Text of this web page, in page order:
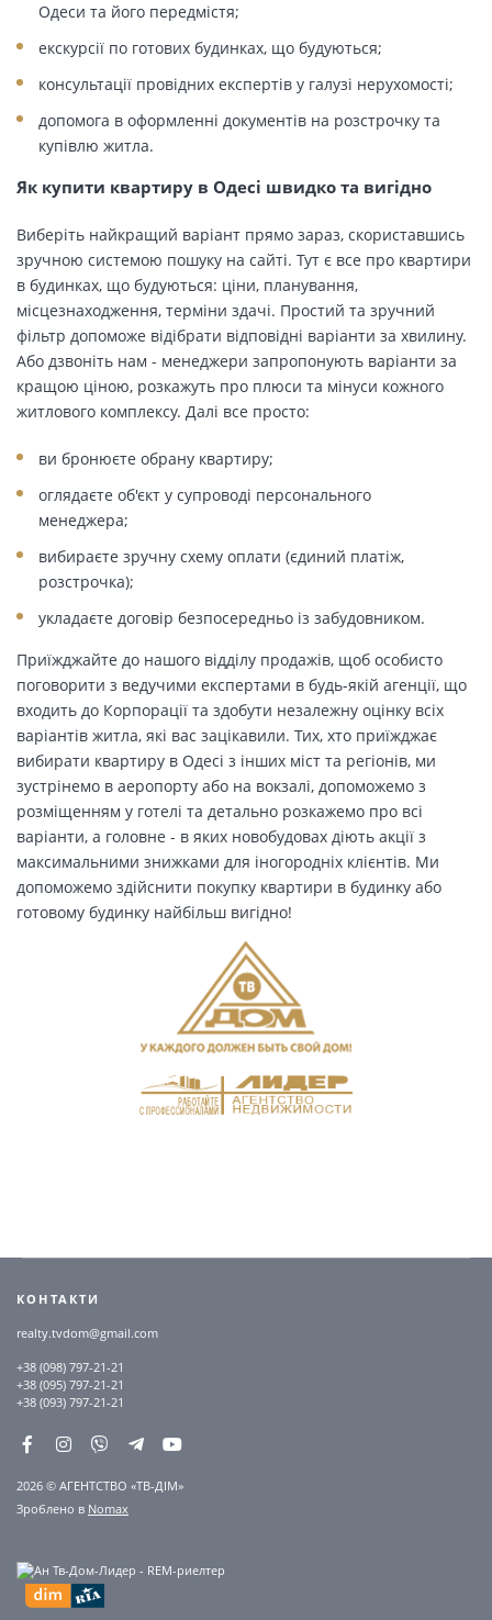
Одеси та його передмістя;
екскурсії по готових будинках, що будуються;
консультації провідних експертів у галузі нерухомості;
допомога в оформленні документів на розстрочку та
купівлю житла.
Як купити квартиру в Одесі швидко та вигідно
Виберіть найкращий варіант прямо зараз, скориставшись
зручною системою пошуку на сайті. Тут є все про квартири
в будинках, що будуються: ціни, планування,
місцезнаходження, терміни здачі. Простий та зручний
фільтр допоможе відібрати відповідні варіанти за хвилину.
Або дзвоніть нам - менеджери запропонують варіанти за
кращою ціною, розкажуть про плюси та мінуси кожного
житлового комплексу. Далі все просто:
ви бронюєте обрану квартиру;
оглядаєте об'єкт у супроводі персонального
менеджера;
вибираєте зручну схему оплати (єдиний платіж,
розстрочка);
укладаєте договір безпосередньо із забудовником.
Приїжджайте до нашого відділу продажів, щоб особисто
поговорити з ведучими експертами в будь-якій агенції, що
входить до Корпорації та здобути незалежну оцінку всіх
варіантів житла, які вас зацікавили. Тих, хто приїжджає
вибирати квартиру в Одесі з інших міст та регіонів, ми
зустрінемо в аеропорту або на вокзалі, допоможемо з
розміщенням у готелі та детально розкажемо про всі
варіанти, а головне - в яких новобудовах діють акції з
максимальними знижками для іногородніх клієнтів. Ми
допоможемо здійснити покупку квартири в будинку або
готовому будинку найбільш вигідно!
КОНТАКТИ
realty.tvdom@gmail.com
+38 (098) 797-21-21
+38 (095) 797-21-21
+38 (093) 797-21-21
2026 © АГЕНТСТВО «ТВ-ДІМ»
Зроблено в Nomax